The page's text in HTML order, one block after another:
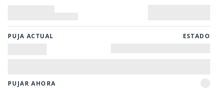
PUJA ACTUAL ESTADO
PUJAR AHORA